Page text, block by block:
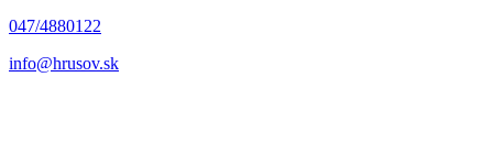
047/4880122
info@hrusov.sk